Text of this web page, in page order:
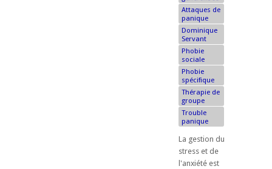
Attaques de
panique
Dominique
Servant
Phobie
sociale
Phobie
spécifique
Thérapie de
groupe
Trouble
panique
La gestion du
stress et de
l'anxiété est